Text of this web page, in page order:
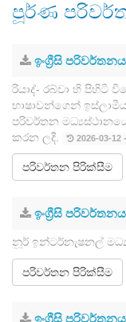
පූර්ණ
ඉංග්‍රීසි පරිවර්තනය
රියාද්- රබ්වා හි පිහිටි
භාෂාවන්ගෙන්
පරිවර්තන
කරන ලදී.
2026-03-12
පරිවර්තන පිරික්සීම
ඉංග්‍රීසි පරිවර්තනය
නූර් ඉන්ටර්නැෂනල්
පරිවර්තන පිරික්සීම
ඉංග්‍රීසි පරිවර්තනය